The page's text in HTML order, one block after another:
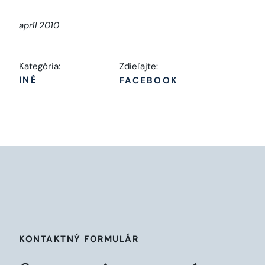
apríl 2010
Kategória:
INÉ
Zdieľajte:
FACEBOOK
KONTAKTNÝ FORMULÁR